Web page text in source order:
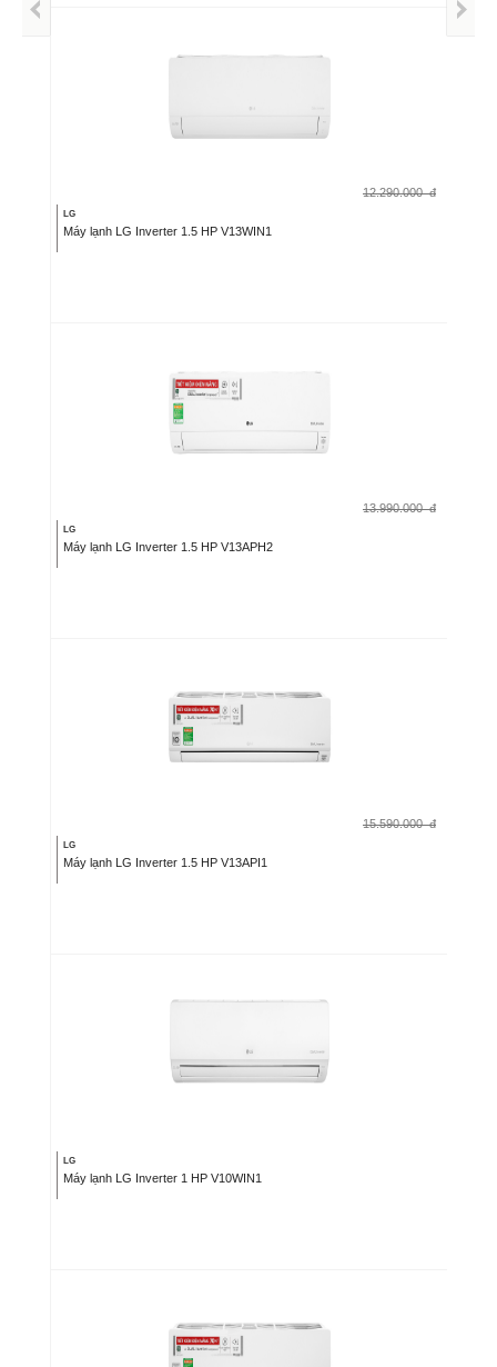
12.290.000 đ
LG
Máy lạnh LG Inverter 1.5 HP V13WIN1
13.990.000 đ
LG
Máy lạnh LG Inverter 1.5 HP V13APH2
15.590.000 đ
LG
Máy lạnh LG Inverter 1.5 HP V13API1
LG
Máy lạnh LG Inverter 1 HP V10WIN1